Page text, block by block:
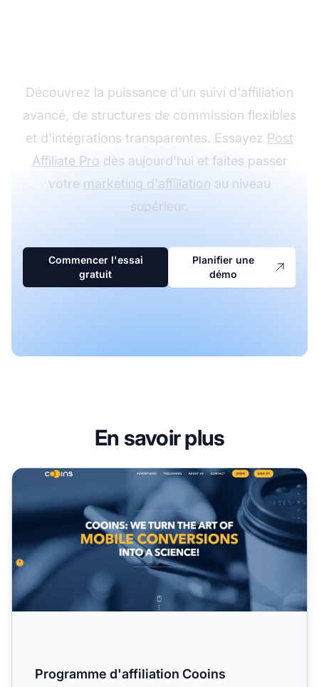
Découvrez la puissance d'un suivi d'affiliation
avancé, de structures de commission flexibles
et d'intégrations transparentes. Essayez Post
Affiliate Pro dès aujourd'hui et faites passer
votre marketing d'affiliation au niveau
supérieur.
Commencer l'essai
gratuit
Planifier une
démo
En savoir plus
Programme d'affiliation Cooins
Programme d'affiliation Cooins